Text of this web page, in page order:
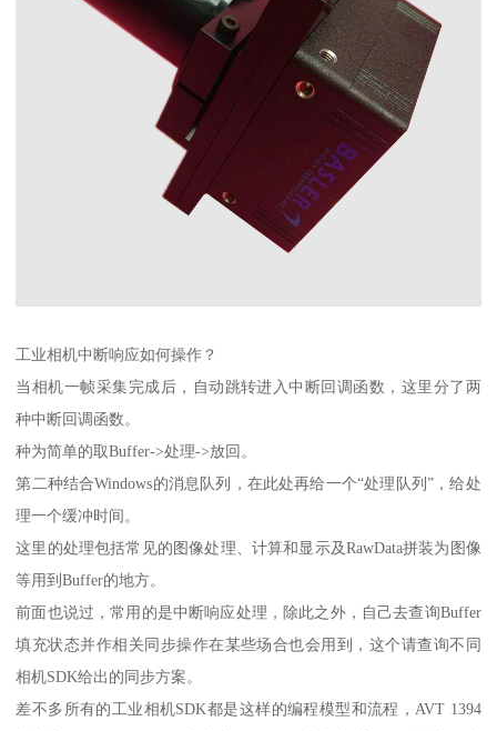
工业相机中断响应如何操作？
当相机一帧采集完成后，自动跳转进入中断回调函数，这里分了两
种中断回调函数。
种为简单的取Buffer->处理->放回。
第二种结合Windows的消息队列，在此处再给一个“处理队列”，给处
理一个缓冲时间。
这里的处理包括常见的图像处理、计算和显示及RawData拼装为图像
等用到Buffer的地方。
前面也说过，常用的是中断响应处理，除此之外，自己去查询Buffer
填充状态并作相关同步操作在某些场合也会用到，这个请查询不同
相机SDK给出的同步方案。
差不多所有的工业相机SDK都是这样的编程模型和流程，AVT 1394